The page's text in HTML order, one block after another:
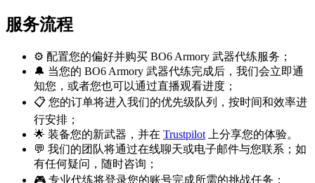
服务流程
⚙️ 配置您的偏好并购买 BO6 Armory 武器代练服务；
🔔 当您的 BO6 Armory 武器代练完成后，我们会立即通
知您，或者您也可以通过直播观看进度；
📋 您的订单将进入我们的优先级队列，按时间和效率进
行安排；
🌟 装备您的新武器，并在 Trustpilot 上分享您的体验。
💬 我们的团队将通过在线聊天或电子邮件与您联系；如
有任何疑问，随时咨询；
🎮 专业代练将登录您的账号完成所需的挑战任务；